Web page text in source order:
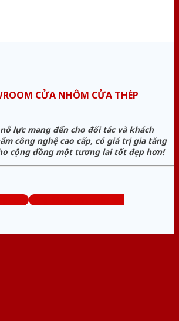
CỬA NHÔM CỬA THÉP
nỗ lực mang đến cho đối tác và khách
công nghệ cao cấp, có giá trị gia tăng
cộng đồng một tương lai tốt đẹp hơn!
Tổng đài tư vấn miễn phí: